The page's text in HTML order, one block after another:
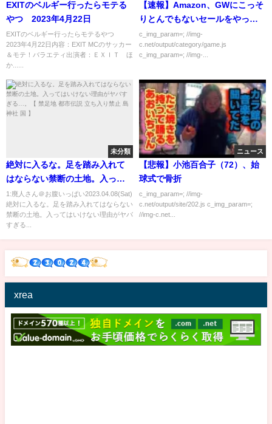
EXITのベルギー行ったらモテる
やつ 2023年4月22日
EXITのベルギー行ったらモテるやつ
2023年4月22日内容：EXIT MCのサッカー
＆モテ！バラエティ出演者：ＥＸＩＴ ほ
か......
【速報】Amazon、GWにこっそ
りとんでもないセールをやって
いた！！！！！
c_img_param=; //img-
c.net/output/category/game.js
c_img_param=; //img-...
未分類
絶対に入るな。足を踏み入れて
はならない禁断の土地。入って
はいけない理由がヤバすぎ
る…。【 禁足地 都市伝説 立ち入
り禁止 島 神社 国 】
1:廃人さん＠お腹いっぱい2023.04.08(Sat)
絶対に入るな。足を踏み入れてはならない
禁断の土地。入ってはいけない理由がヤバ
すぎる...
ニュース
【悲報】小池百合子（72）、始
球式で骨折
c_img_param=; //img-
c.net/output/site/202.js c_img_param=;
//img-c.net...
xrea